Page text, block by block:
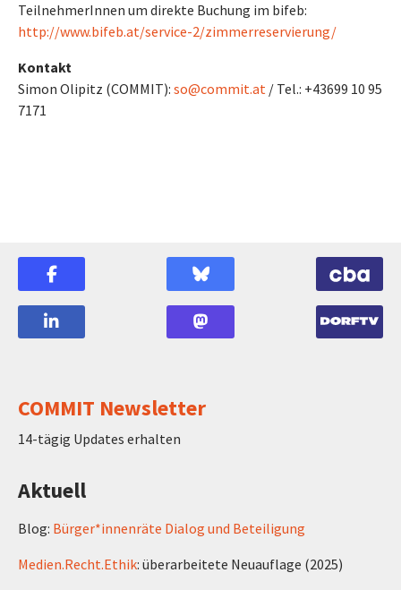
TeilnehmerInnen um direkte Buchung im bifeb:
http://www.bifeb.at/service-2/zimmerreservierung/
Kontakt
Simon Olipitz (COMMIT): so@commit.at / Tel.: +43699 10 95
7171
COMMIT Newsletter
14-tägig Updates erhalten
Aktuell
Blog: Bürger*innenräte Dialog und Beteiligung
Medien.Recht.Ethik: überarbeitete Neuauflage (2025)